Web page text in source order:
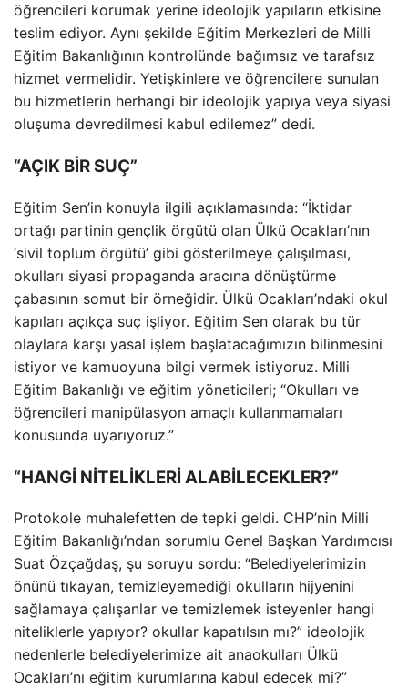
öğrencileri korumak yerine ideolojik yapıların etkisine
teslim ediyor. Aynı şekilde Eğitim Merkezleri de Milli
Eğitim Bakanlığının kontrolünde bağımsız ve tarafsız
hizmet vermelidir. Yetişkinlere ve öğrencilere sunulan
bu hizmetlerin herhangi bir ideolojik yapıya veya siyasi
oluşuma devredilmesi kabul edilemez” dedi.
“AÇIK BİR SUÇ”
Eğitim Sen’in konuyla ilgili açıklamasında: “İktidar
ortağı partinin gençlik örgütü olan Ülkü Ocakları’nın
‘sivil toplum örgütü’ gibi gösterilmeye çalışılması,
okulları siyasi propaganda aracına dönüştürme
çabasının somut bir örneğidir. Ülkü Ocakları’ndaki okul
kapıları açıkça suç işliyor. Eğitim Sen olarak bu tür
olaylara karşı yasal işlem başlatacağımızın bilinmesini
istiyor ve kamuoyuna bilgi vermek istiyoruz. Milli
Eğitim Bakanlığı ve eğitim yöneticileri; “Okulları ve
öğrencileri manipülasyon amaçlı kullanmamaları
konusunda uyarıyoruz.”
“HANGİ NİTELİKLERİ ALABİLECEKLER?”
Protokole muhalefetten de tepki geldi. CHP’nin Milli
Eğitim Bakanlığı’ndan sorumlu Genel Başkan Yardımcısı
Suat Özçağdaş, şu soruyu sordu: “Belediyelerimizin
önünü tıkayan, temizleyemediği okulların hijyenini
sağlamaya çalışanlar ve temizlemek isteyenler hangi
niteliklerle yapıyor? okullar kapatılsın mı?” ideolojik
nedenlerle belediyelerimize ait anaokulları Ülkü
Ocakları’nı eğitim kurumlarına kabul edecek mi?”